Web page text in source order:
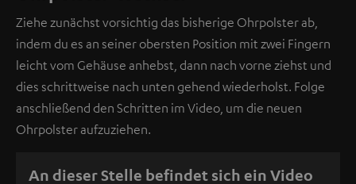
Ziehe zunächst vorsichtig das bisherige Ohrpolster ab,
indem du es an seiner obersten Position mit zwei Fingern
leicht vom Gehäuse anhebst, dann nach vorne ziehst und
dies schrittweise nach unten gehend wiederholst. Folge
anschließend den Schritten im Video, um die neuen
Ohrpolster aufzuziehen.
An dieser Stelle befindet sich ein Video